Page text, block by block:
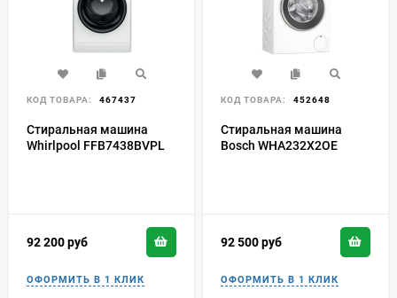
КОД ТОВАРА: 467437
Стиральная машина
Whirlpool FFB7438BVPL
92 200руб
КОД ТОВАРА: 452648
Стиральная машина
Bosch WHA232X2OE
92 500руб